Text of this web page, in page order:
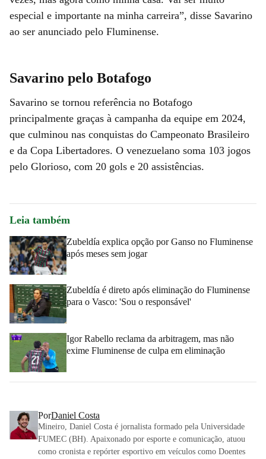
especial e importante na minha carreira”, disse Savarino
ao ser anunciado pelo Fluminense.
Savarino pelo Botafogo
Savarino se tornou referência no Botafogo
principalmente graças à campanha da equipe em 2024,
que culminou nas conquistas do Campeonato Brasileiro
e da Copa Libertadores. O venezuelano soma 103 jogos
pelo Glorioso, com 20 gols e 20 assistências.
Leia também
Zubeldía explica opção por Ganso no Fluminense
após meses sem jogar
Zubeldía é direto após eliminação do Fluminense
para o Vasco: 'Sou o responsável'
Igor Rabello reclama da arbitragem, mas não
exime Fluminense de culpa em eliminação
PorDaniel Costa
Mineiro, Daniel Costa é jornalista formado pela Universidade
FUMEC (BH). Apaixonado por esporte e comunicação, atuou
como cronista e repórter esportivo em veículos como Doentes